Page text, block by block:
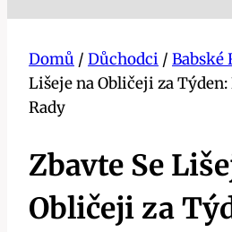
Domů / Důchodci / Babské
Lišeje na Obličeji za Týden:
Rady
Zbavte Se
Obličeji za